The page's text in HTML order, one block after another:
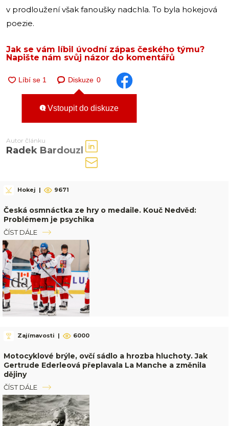
v prodloužení však fanoušky nadchla. To byla hokejová
poezie.
Jak se vám líbil úvodní zápas českého týmu?
Napište nám svůj názor do komentářů
Diskuze 0
Vstoupit do diskuze
Autor článku
Radek Bardouzl
Hokej | 9671
Česká osmnáctka ze hry o medaile. Kouč Nedvěd:
Problémem je psychika
ČÍST DÁLE
Zajímavosti | 6000
Motocyklové brýle, ovčí sádlo a hrozba hluchoty. Jak
Gertrude Ederleová přeplavala La Manche a změnila
dějiny
ČÍST DÁLE